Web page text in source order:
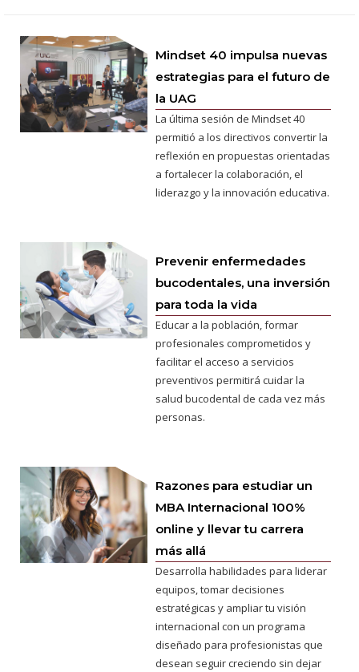
Mindset 40 impulsa nuevas
estrategias para el futuro de
la UAG
La última sesión de Mindset 40
permitió a los directivos convertir la
reflexión en propuestas orientadas
a fortalecer la colaboración, el
liderazgo y la innovación educativa.
Prevenir enfermedades
bucodentales, una inversión
para toda la vida
Educar a la población, formar
profesionales comprometidos y
facilitar el acceso a servicios
preventivos permitirá cuidar la
salud bucodental de cada vez más
personas.
Razones para estudiar un
MBA Internacional 100%
online y llevar tu carrera
más allá
Desarrolla habilidades para liderar
equipos, tomar decisiones
estratégicas y ampliar tu visión
internacional con un programa
diseñado para profesionistas que
desean seguir creciendo sin dejar